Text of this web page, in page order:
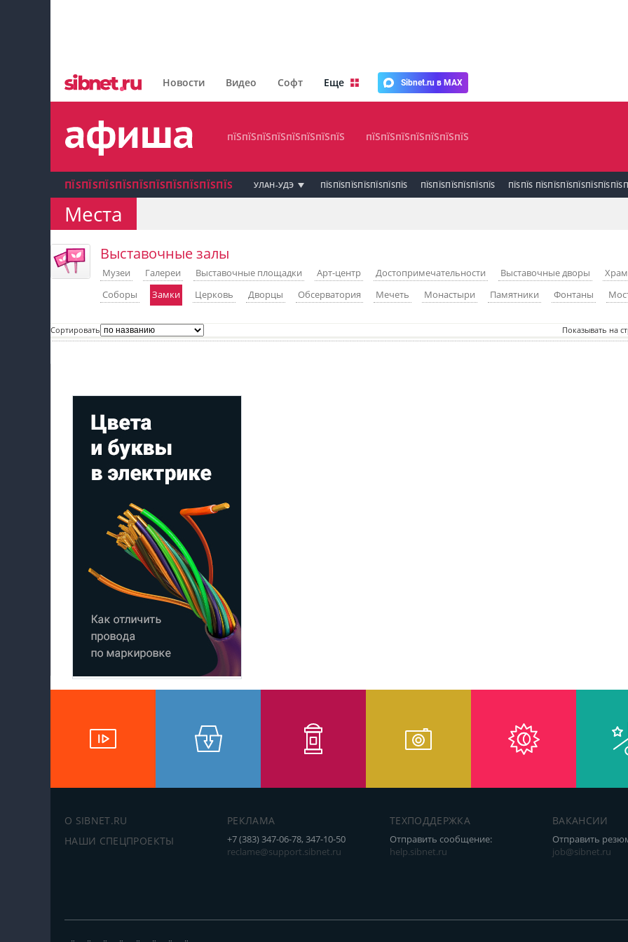
Новости Видео Софт Еще Sibnet.ru в MAX
пїЅпїЅпїЅпїЅпїЅпїЅпїЅпїЅ
пїЅпїЅпїЅпїЅпїЅпїЅпїЅ
пїЅпїЅпїЅ пїЅпїЅпїЅпїЅпїЅпїЅпїЅ пїЅпїЅ
пїЅпїЅпїЅ пїЅпїЅпїЅпїЅпїЅпїЅпїЅ
пїЅпїЅпїЅ пїЅпїЅпїЅпїЅпїЅпїЅпїЅ
пїЅпїЅпїЅ
пїЅпїЅпїЅпїЅпїЅпїЅпїЅпїЅпїЅ
пїЅпїЅпїЅ пїЅпїЅпїЅпїЅпїЅ
пїЅпїЅпїЅ пїЅпїЅпїЅпїЅпїЅпїЅ
пїЅпїЅпїЅпїЅпїЅ
пїЅпїЅпїЅпїЅпїЅпїЅпїЅпїЅпїЅпїЅ
пїЅпїЅпїЅпїЅпїЅпїЅпїЅпїЅ пїЅпїЅпїЅпїЅпїЅпїЅпїЅ
ПЇЅПЇЅПЇЅПЇЅПЇЅПЇЅПЇЅПЇЅПЇЅПЇЅ УЛАН-УДЭ ПЇЅПЇЅПЇЅПЇЅПЇЅПЇЅПЇЅ ПЇЅПЇЅПЇЅПЇЅПЇЅПЇЅ ПЇЅПЇЅ
Места
Выставочные залы
Музеи Галереи Выставочные площадки Арт-центр Достопримечательности Выставочные дворы
Соборы
Замки Церковь Дворцы Обсерватория Мечеть Монастыри Памятники Фонтаны
Сортировать Показывать на
О SIBNET.RU
НАШИ СПЕЦПРОЕКТЫ
РЕКЛАМА
+7 (383) 347-06-78, 347-10-50
reclame@support.sibnet.ru
ТЕХПОДДЕРЖКА
Отправить сообщение:
help.sibnet.ru
ВАКАНСИИ
Отправить
job@sibnet.ru